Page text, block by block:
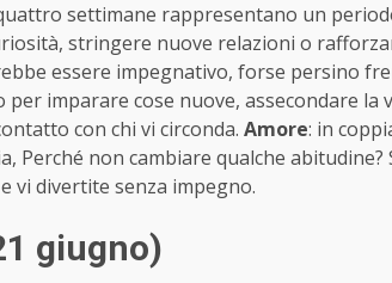
settimane rappresentano un
stringere nuove relazioni o
essere impegnativo, forse persino
per imparare cose nuove, assecondare
con chi vi circonda. Amore: in
Perché non cambiare qualche
vi divertite senza impegno.
giugno)